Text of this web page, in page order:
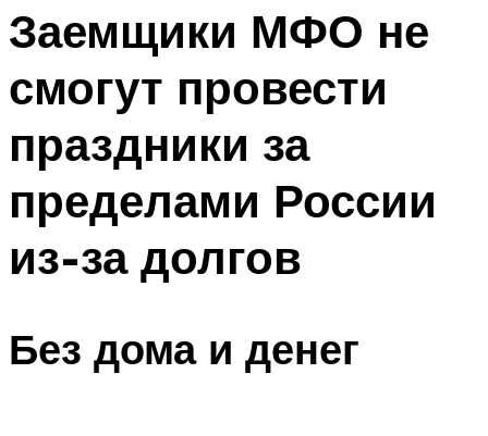
Заемщики МФО не
смогут провести
праздники за
пределами России
из-за долгов
Без дома и денег